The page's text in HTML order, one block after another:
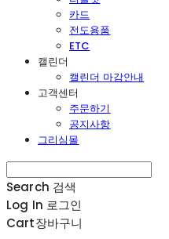
카드
전도용품
ETC
캘린더
캘린더 마감안내
고객센터
주문하기
공지사항
그리심몰
Search 검색
Log In 로그인
Cart장바구니